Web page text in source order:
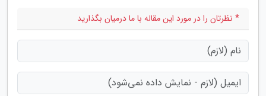
* نظرتان را در مورد این مقاله با ما درمیان بگذارید